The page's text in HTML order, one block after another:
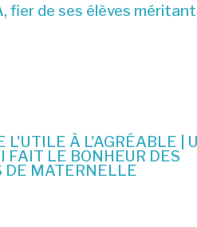
fier de ses élèves
L'UTILE À L'AGRÉABLE |
FAIT LE BONHEUR DES
DE MATERNELLE